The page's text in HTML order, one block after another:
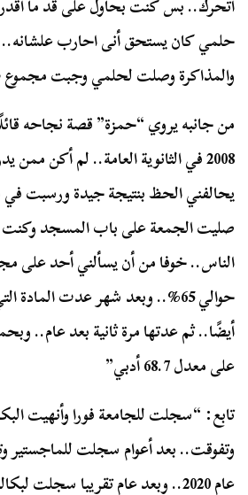
اتحرك.. بس كنت بحاول على قد ما
حلمي كان يستحق أنى احارب
والمذاكرة وصلت لحلمي وجبت
من جانبه يروي “حمزة” قصة نجاحه
2008 في الثانوية العامة.. لم أكن
يحالفني الحظ بنتيجة جيدة ورسبت في
صليت الجمعة على باب المسجد وكنت
الناس.. خوفا من أن يسألني أحد على
حوالي 65%.. وبعد شهر عدت
أيضًا.. ثم عدتها مرة ثانية بعد عام..
على معدل 68.7 أدبي”
وتفوقت.. بعد أعوام سجلت
عام 2020.. وبعد عام تقريبا سجلت